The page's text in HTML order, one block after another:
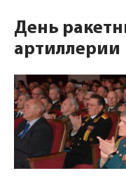
День
артиллерии